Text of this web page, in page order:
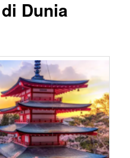
Dunia